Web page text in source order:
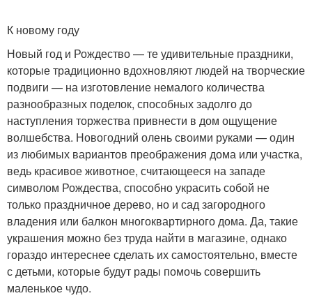
К новому году
Новый год и Рождество — те удивительные праздники,
которые традиционно вдохновляют людей на творческие
подвиги — на изготовление немалого количества
разнообразных поделок, способных задолго до
наступления торжества привнести в дом ощущение
волшебства. Новогодний олень своими руками — один
из любимых вариантов преображения дома или участка,
ведь красивое животное, считающееся на западе
символом Рождества, способно украсить собой не
только праздничное дерево, но и сад загородного
владения или балкон многоквартирного дома. Да, такие
украшения можно без труда найти в магазине, однако
гораздо интереснее сделать их самостоятельно, вместе
с детьми, которые будут рады помочь совершить
маленькое чудо.